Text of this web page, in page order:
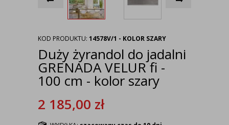
KOD PRODUKTU: 14578V/1 - KOLOR SZARY
Duży żyrandol do jadalni
GRENADA VELUR fi -
100 cm - kolor szary
2 185,00 zł